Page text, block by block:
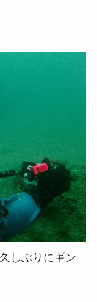
しぶりにギン